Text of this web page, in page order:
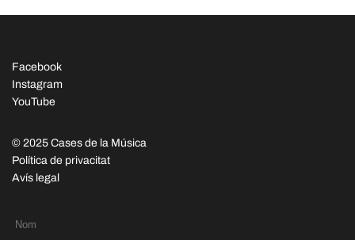
Facebook
Instagram
YouTube
© 2025 Cases de la Música
Política de privacitat
Avís legal